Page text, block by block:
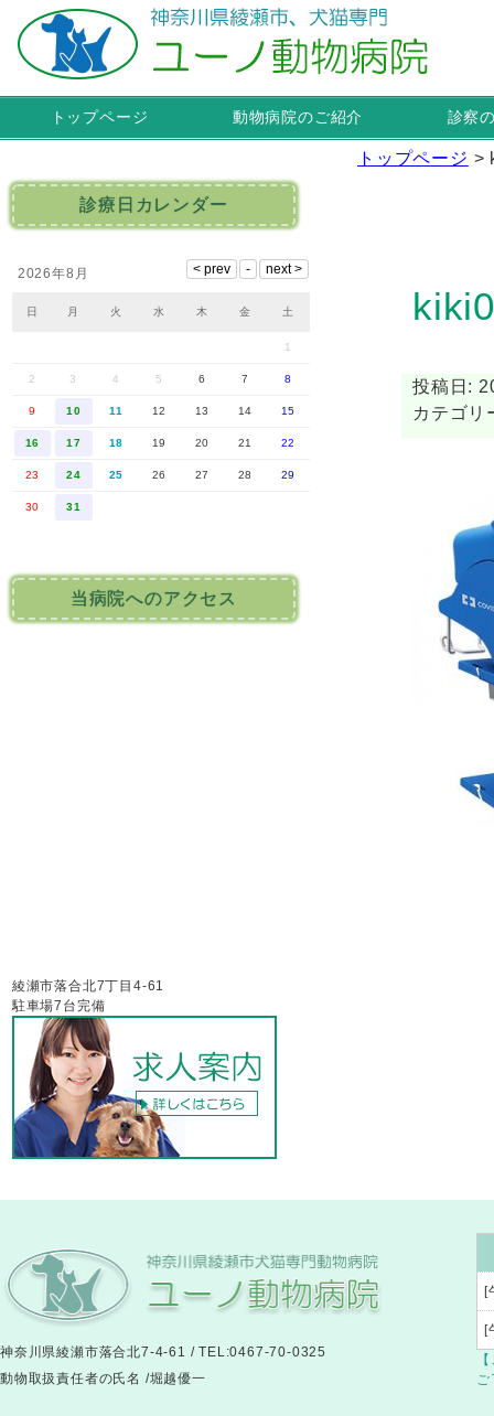
トップページ 動物病院のご紹介 診察
トップページ >
投稿日:
カテゴ
診療日カレンダー
2026年8月
日 月 火 水 木 金 土
1
2 3 4 5 6 7 8
9 10 11 12 13 14 15
16 17 18 19 20 21 22
23 24 25 26 27 28 29
30 31
当病院へのアクセス
綾瀬市落合北7丁目4-61
駐車場7台完備
神奈川県綾瀬市落合北7-4-61 / TEL:0467-70-0325
動物取扱責任者の氏名 /堀越優一
[
[
ご